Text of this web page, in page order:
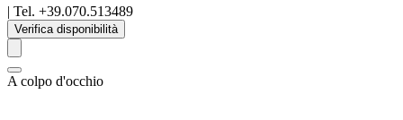
| Tel. +39.070.513489
Verifica disponibilità
A colpo d'occhio